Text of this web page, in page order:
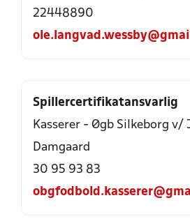
22448890
Spillercertifikatansvarlig
Kasserer - Øgb Silkeborg v/
Damgaard
30 95 93 83